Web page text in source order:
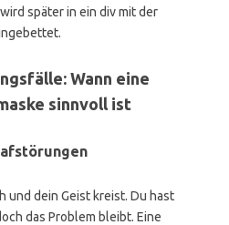
später in ein div mit der
Wann eine
sinnvoll ist
und dein Geist kreist. Du hast
das Problem bleibt. Eine